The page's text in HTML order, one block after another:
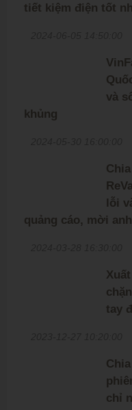
tiết kiệm điện tốt
và
khủng
lỗi
quảng cáo, mời
tay
chỉ